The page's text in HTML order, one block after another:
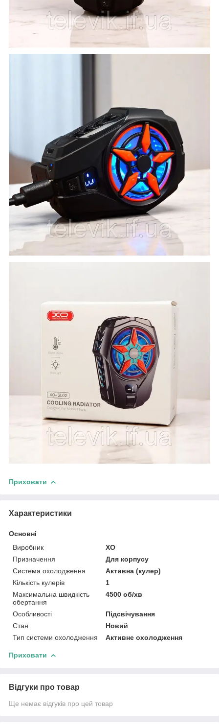
Приховати
Характеристики
Основні
Виробник
XO
Призначення
Для корпусу
Система охолодження
Активна (кулер)
Кількість кулерів
1
Максимальна швидкість
обертання
4500 об/хв
Особливості
Підсвічування
Стан
Новий
Тип системи охолодження
Активне охолодження
Приховати
Відгуки про товар
Ще немає відгуків про цей товар